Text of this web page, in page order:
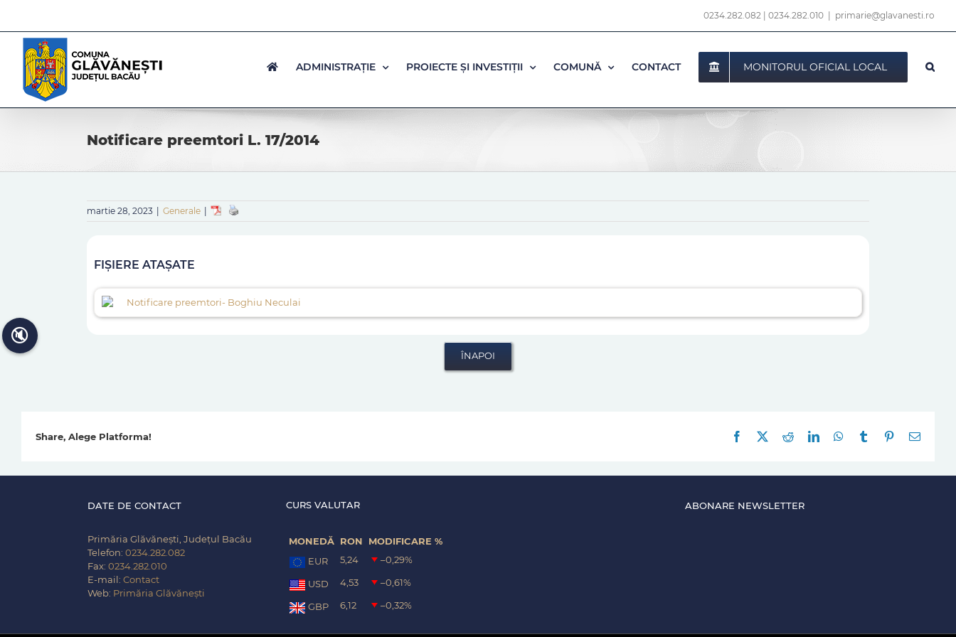
content
0234.282.082 0234.282.010 primarie@glavanesti.ro
ADMINISTRAȚIE PROIECTE ȘI INVESTIȚII COMUNĂ CONTACT MONITORUL OFICIAL LOCAL
Notificare preemtori L. 17/2014
martie 28, 2023 Generale
FIȘIERE ATAȘATE
Notificare preemtori- Boghiu Neculai
Share, Alege Platforma! Facebook RedditLinkedInWhatsApp
Tumblr Pinterest
E-
DATE DE CONTACT
Primăria Glăvănești, Județul Bacău
Telefon: 0234.282.082
Fax: 0234.282.010
E-mail: Contact
Web: Primăria Glăvănești
CURS VALUTAR
MONEDĂ RON
MODIFICARE %
EUR
5,24 –0,29%
USD 4,53 –0,61%
GBP 6,12 –0,32%
ABONARE NEWSLETTER
🔇